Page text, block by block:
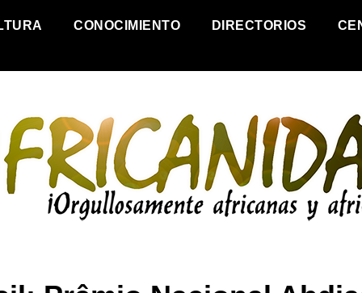
CONOCIMIENTO DIRECTORIOS